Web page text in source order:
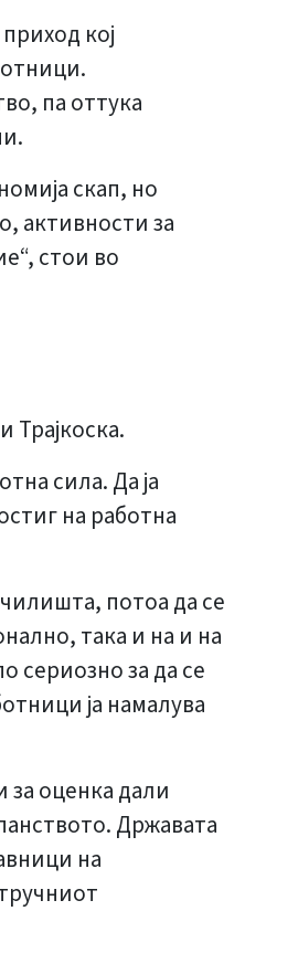
кој
па оттука
скап, но
активности за
стои во
Трајкоска.
сила. Да ја
на работна
потоа да се
така и на и на
сериозно за да се
ја намалува
оценка дали
Државата
на